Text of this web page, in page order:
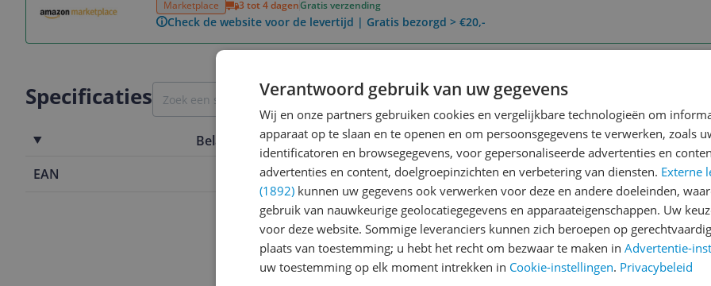
Marketplace 3 tot 4 dagenGratis verzending
Check de website voor de levertijd | Gratis bezorgd > €20,-
Specificaties
Belangrijkste kenmerken
EAN
7612412422153
Reviews
Er zijn nog geen
Heb jij dit product in bezit
met het schrijven van je
een review gemiddeld
andere bezoekers een
€250,-!Klik hier voor de
Cijfer
Verantwoord gebruik van uw gegevens
Wij en onze partners gebruiken cookies en vergelijkbare technologieën om
apparaat op te slaan en te openen en om persoonsgegevens te verwerken, zoals
identificatoren en browsegegevens, voor gepersonaliseerde advertenties en
advertenties en content, doelgroepinzichten en verbetering van diensten. Externe
(1892) kunnen uw gegevens ook verwerken voor deze en andere doeleinden,
gebruik van nauwkeurige geolocatiegegevens en apparaateigenschappen. Uw
voor deze website. Sommige leveranciers kunnen zich beroepen op
plaats van toestemming; u hebt het recht om bezwaar te maken in Advertentie-
uw toestemming op elk moment intrekken in Cookie-instellingen. Privacybeleid